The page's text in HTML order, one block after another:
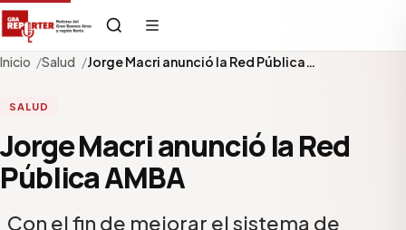
Inicio Salud Jorge Macri anunció la Red Pública…
SALUD
Jorge Macri anunció la Red
Pública AMBA
Con el fin de mejorar el sistema de